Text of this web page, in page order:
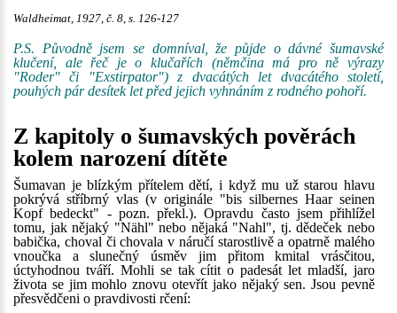
Waldheimat, 1927, č. 8, s. 126-127
P.S. Původně jsem se domníval, že půjde o dávné šumavské
klučení, ale řeč je o klučařích (němčina má pro ně výrazy
"Roder" či "Exstirpator") z dvacátých let dvacátého století,
pouhých pár desítek let před jejich vyhnáním z rodného pohoří.
Z kapitoly o šumavských pověrách
kolem narození dítěte
Šumavan je blízkým přítelem dětí, i když mu už starou hlavu
pokrývá stříbrný vlas (v originále "bis silbernes Haar seinen
Kopf bedeckt" - pozn. překl.). Opravdu často jsem přihlížel
tomu, jak nějaký "Nähl" nebo nějaká "Nahl", tj. dědeček nebo
babička, choval či chovala v náručí starostlivě a opatrně malého
vnoučka a slunečný úsměv jim přitom kmital vrásčitou,
úctyhodnou tváří. Mohli se tak cítit o padesát let mladší, jaro
života se jim mohlo znovu otevřít jako nějaký sen. Jsou pevně
přesvědčeni o pravdivosti rčení: